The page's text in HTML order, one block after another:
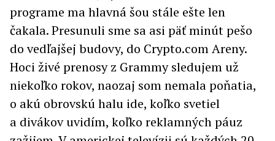
programe ma hlavná šou stále ešte len
čakala. Presunuli sme sa asi päť minút pešo
do vedľajšej budovy, do Crypto.com Areny.
Hoci živé prenosy z Grammy sledujem už
niekoľko rokov, naozaj som nemala poňatia,
o akú obrovskú halu ide, koľko svetiel
a divákov uvidím, koľko reklamných páuz